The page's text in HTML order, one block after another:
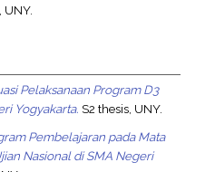
UNY.
Pelaksanaan Program D3
Yogyakarta. S2 thesis, UNY.
Pembelajaran pada Mata
Nasional di SMA Negeri